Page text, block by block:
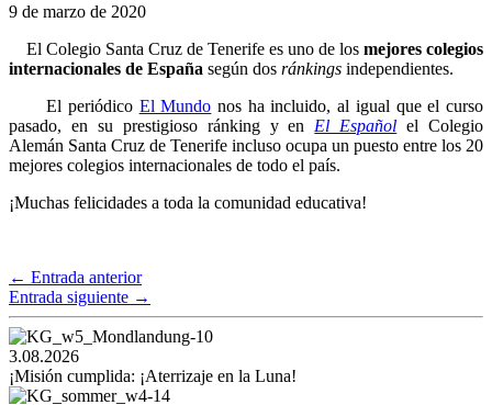
9 de marzo de 2020
El Colegio Santa Cruz de Tenerife es uno de los mejores colegios
internacionales de España según dos ránkings independientes.
El periódico El Mundo nos ha incluido, al igual que el curso
pasado, en su prestigioso ránking y en El Español el Colegio
Alemán Santa Cruz de Tenerife incluso ocupa un puesto entre los 20
mejores colegios internacionales de todo el país.
¡Muchas felicidades a toda la comunidad educativa!
← Entrada anterior
Entrada siguiente →
3.08.2026
¡Misión cumplida: ¡Aterrizaje en la Luna!